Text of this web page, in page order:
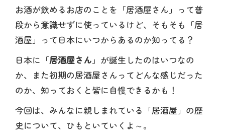
お酒が飲めるお店のことを「居酒屋さん」って普
段から意識せずに使っているけど、そもそも「居
酒屋」って日本にいつからあるのか知ってる？
日本に「居酒屋さん 」が誕生したのはいつなの
か、また初期の居酒屋さんってどんな感じだった
のか、知っておくと皆に自慢できるかも！
今回は、みんなに親しまれている「居酒屋」の歴
史について、ひもといていくよ～。